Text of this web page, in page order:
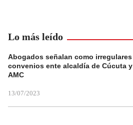
Lo más leído
Abogados señalan como irregulares
convenios ente alcaldía de Cúcuta y
AMC
13/07/2023